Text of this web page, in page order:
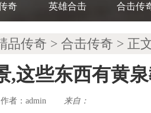
奇 英雄合击 合击传
品传奇 > 合击传奇 > 正
,这些东西有黄
作者： admin 来自：